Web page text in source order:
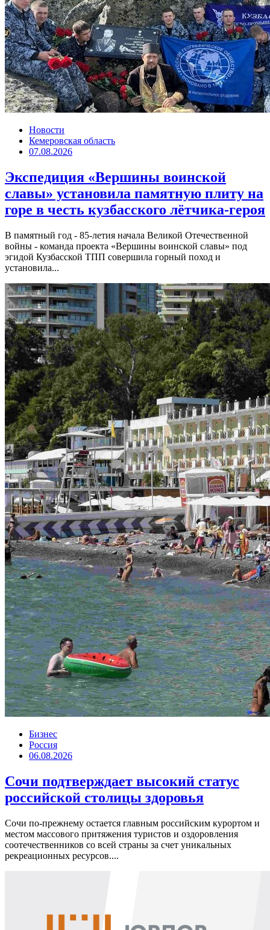
Новости
Кемеровская область
07.08.2026
Экспедиция «Вершины воинской
славы» установила памятную плиту на
горе в честь кузбасского лётчика-героя
В памятный год - 85-летия начала Великой Отечественной
войны - команда проекта «Вершины воинской славы» под
эгидой Кузбасской ТПП совершила горный поход и
установила...
Бизнес
Россия
06.08.2026
Сочи подтверждает высокий статус
российской столицы здоровья
Сочи по-прежнему остается главным российским курортом и
местом массового притяжения туристов и оздоровления
соотечественников со всей страны за счет уникальных
рекреационных ресурсов....